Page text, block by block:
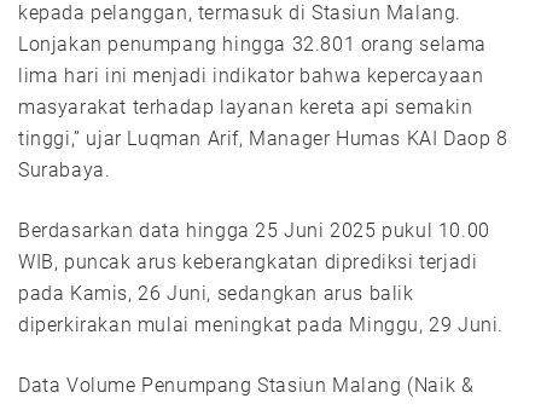
kepada pelanggan, termasuk di Stasiun Malang.
Lonjakan penumpang hingga 32.801 orang selama
lima hari ini menjadi indikator bahwa kepercayaan
masyarakat terhadap layanan kereta api semakin
tinggi,” ujar Luqman Arif, Manager Humas KAI Daop 8
Surabaya.
Berdasarkan data hingga 25 Juni 2025 pukul 10.00
WIB, puncak arus keberangkatan diprediksi terjadi
pada Kamis, 26 Juni, sedangkan arus balik
diperkirakan mulai meningkat pada Minggu, 29 Juni.
Data Volume Penumpang Stasiun Malang (Naik &